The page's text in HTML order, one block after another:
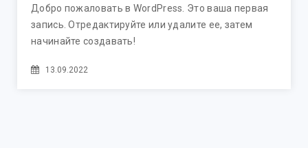
Добро пожаловать в WordPress. Это ваша первая
запись. Отредактируйте или удалите ее, затем
начинайте создавать!
13.09.2022